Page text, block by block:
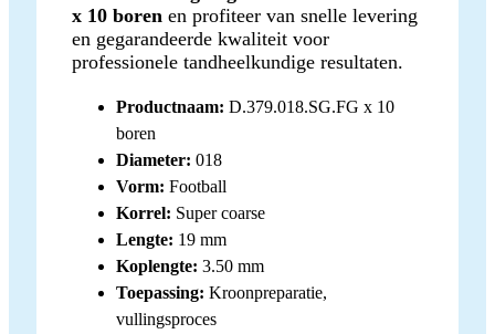
x 10 boren en profiteer van snelle levering
en gegarandeerde kwaliteit voor
professionele tandheelkundige resultaten.
Productnaam: D.379.018.SG.FG x 10
boren
Diameter: 018
Vorm: Football
Korrel: Super coarse
Lengte: 19 mm
Koplengte: 3.50 mm
Toepassing: Kroonpreparatie,
vullingsproces